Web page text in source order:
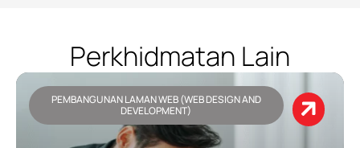
Perkhidmatan Lain
PEMBANGUNAN LAMAN WEB (WEB DESIGN AND
DEVELOPMENT)